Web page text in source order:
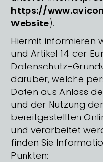
Karriere
Suche
nach:
https://
Website).
Hiermit informieren
und Artikel 14 der
Datenschutz-
darüber, welche
Daten aus Anlass
und der Nutzung
bereitgestellten
und verarbeitet
finden Sie
Punkten: